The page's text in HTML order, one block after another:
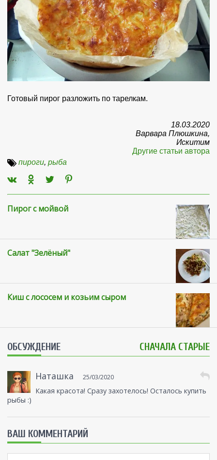
Готовый пирог разложить по тарелкам.
18.03.2020
Варвара Плюшкина,
Искитим
Другие статьи автора
пироги, рыба
Пирог с мойвой
Салат "Зелёный"
Киш с лососем и козьим сыром
ОБСУЖДЕНИЕ СНАЧАЛА СТАРЫЕ
Наташка 25/03/2020
Какая красота! Сразу захотелось! Осталось купить
рыбы :)
ВАШ КОММЕНТАРИЙ